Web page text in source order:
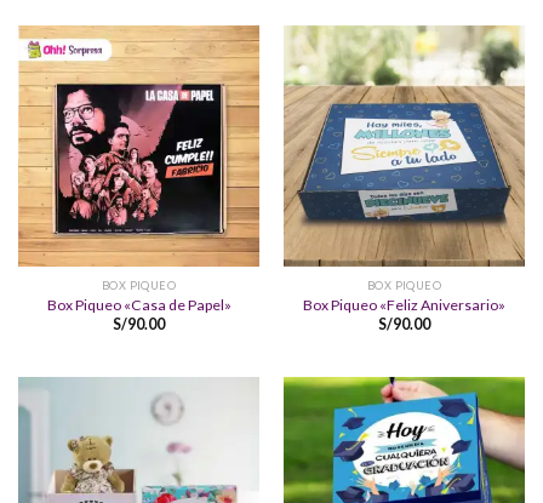
BOX PIQUEO
Box Piqueo «Casa de Papel»
S/90.00
BOX PIQUEO
Box Piqueo «Feliz Aniversario»
S/90.00